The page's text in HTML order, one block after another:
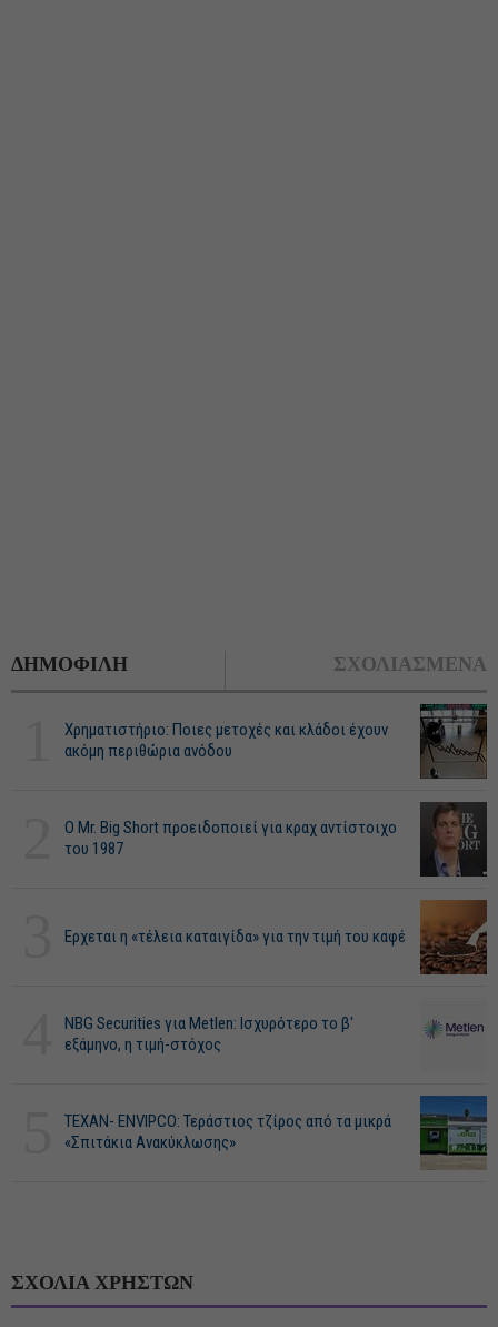
ΔΗΜΟΦΙΛΗ ΣΧΟΛΙΑΣΜΕΝΑ
Χρηματιστήριο: Ποιες μετοχές και κλάδοι έχουν
ακόμη περιθώρια ανόδου
O Mr. Big Short προειδοποιεί για κραχ αντίστοιχο
του 1987
Ερχεται η «τέλεια καταιγίδα» για την τιμή του καφέ
NBG Securities για Metlen: Ισχυρότερο το β'
εξάμηνο, η τιμή-στόχος
ΤΕΧΑΝ- ENVIPCO: Τεράστιος τζίρος από τα μικρά
«Σπιτάκια Ανακύκλωσης»
ΣΧΟΛΙΑ ΧΡΗΣΤΩΝ